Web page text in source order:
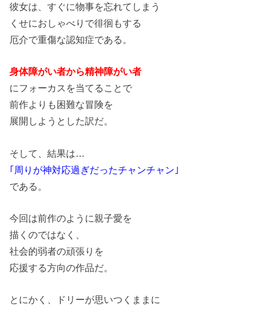
彼女は、すぐに物事を忘れてしまう
くせにおしゃべりで徘徊もする
厄介で重傷な認知症である。
身体障がい者から精神障がい者
にフォーカスを当てることで
前作よりも困難な冒険を
展開しようとした訳だ。
そして、結果は…
｢周りが神対応過ぎだったチャンチャン｣
である。
今回は前作のように親子愛を
描くのではなく、
社会的弱者の頑張りを
応援する方向の作品だ。
とにかく、ドリーが思いつくままに